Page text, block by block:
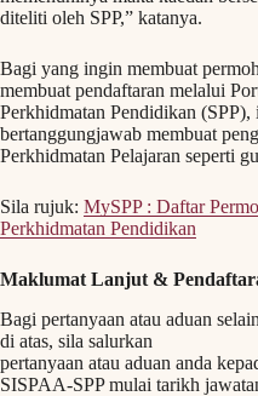
diteliti oleh SPP,” katanya.
Bagi yang ingin membuat
membuat pendaftaran melalui
Perkhidmatan Pendidikan (SPP),
bertanggungjawab membuat
Perkhidmatan Pelajaran seperti
Sila rujuk: MySPP : Daftar
Perkhidmatan Pendidikan
Maklumat Lanjut &
Bagi pertanyaan atau aduan
di atas, sila salurkan
pertanyaan atau aduan anda
SISPAA-SPP mulai tarikh